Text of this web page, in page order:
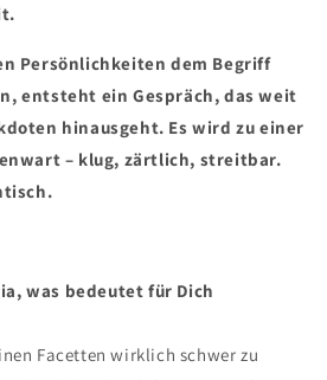
Persönlichkeiten dem Begriff
entsteht ein Gespräch, das weit
hinausgeht. Es wird zu einer
– klug, zärtlich, streitbar.
was bedeutet für Dich
Facetten wirklich schwer zu